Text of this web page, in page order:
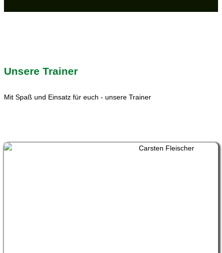
Unsere Trainer
Mit Spaß und Einsatz für euch - unsere Trainer